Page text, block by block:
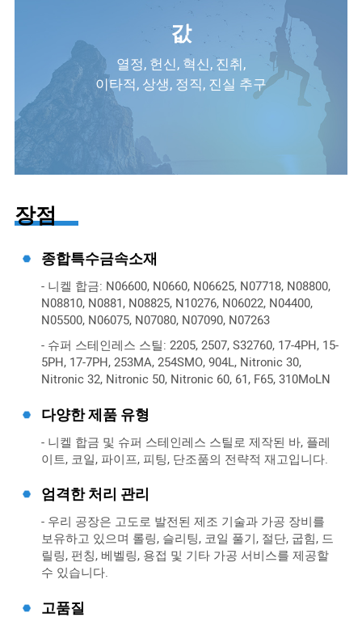
값
열정, 헌신, 혁신, 진취,
이타적, 상생, 정직, 진실 추구
장점
종합특수금속소재
- 니켈 합금: N06600, N0660, N06625, N07718, N08800,
N08810, N0881, N08825, N10276, N06022, N04400,
N05500, N06075, N07080, N07090, N07263
- 슈퍼 스테인레스 스틸: 2205, 2507, S32760, 17-4PH, 15-
5PH, 17-7PH, 253MA, 254SMO, 904L, Nitronic 30,
Nitronic 32, Nitronic 50, Nitronic 60, 61, F65, 310MoLN
다양한 제품 유형
- 니켈 합금 및 슈퍼 스테인레스 스틸로 제작된 바, 플레
이트, 코일, 파이프, 피팅, 단조품의 전략적 재고입니다.
엄격한 처리 관리
- 우리 공장은 고도로 발전된 제조 기술과 가공 장비를
보유하고 있으며 롤링, 슬리팅, 코일 풀기, 절단, 굽힘, 드
릴링, 펀칭, 베벨링, 용접 및 기타 가공 서비스를 제공할
수 있습니다.
고품질